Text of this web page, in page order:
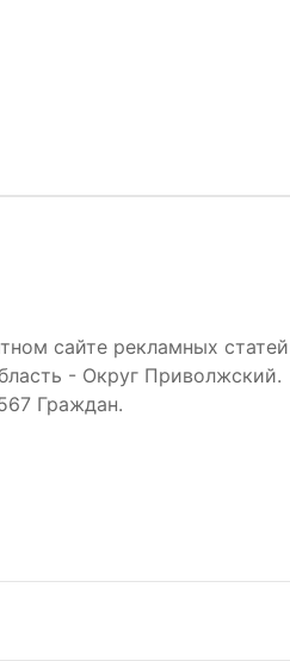
сайте рекламных статей
- Округ Приволжский.
Граждан.